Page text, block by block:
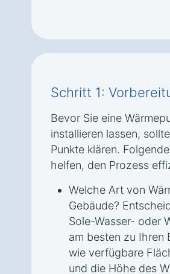
Schritt 1:
Bevor Sie eine
installieren lassen,
Punkte klären.
helfen, den Prozess
Welche Art von
Gebäude?
Sole-Wasser- oder
am besten zu Ihren
wie verfügbare
und die Höhe des